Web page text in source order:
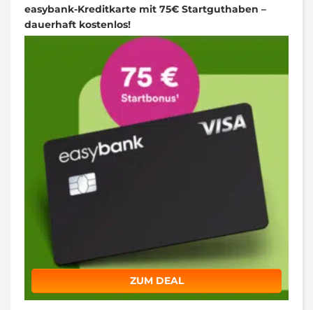
easybank-Kreditkarte mit 75€ Startguthaben –
dauerhaft kostenlos!
ZUM DEAL